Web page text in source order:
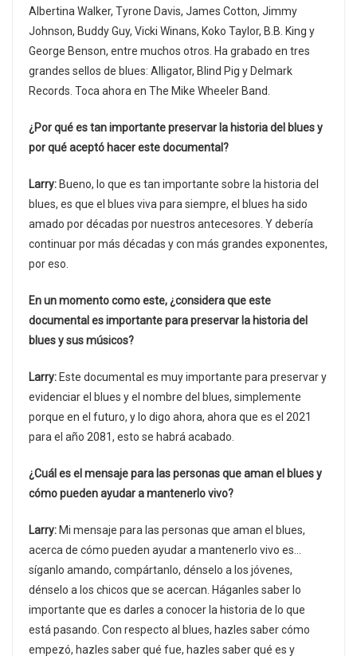
Albertina Walker, Tyrone Davis, James Cotton, Jimmy
Johnson, Buddy Guy, Vicki Winans, Koko Taylor, B.B. King y
George Benson, entre muchos otros. Ha grabado en tres
grandes sellos de blues: Alligator, Blind Pig y Delmark
Records. Toca ahora en The Mike Wheeler Band.
¿Por qué es tan importante preservar la historia del blues y
por qué aceptó hacer este documental?
Larry: Bueno, lo que es tan importante sobre la historia del
blues, es que el blues viva para siempre, el blues ha sido
amado por décadas por nuestros antecesores. Y debería
continuar por más décadas y con más grandes exponentes,
por eso.
En un momento como este, ¿considera que este
documental es importante para preservar la historia del
blues y sus músicos?
Larry: Este documental es muy importante para preservar y
evidenciar el blues y el nombre del blues, simplemente
porque en el futuro, y lo digo ahora, ahora que es el 2021
para el año 2081, esto se habrá acabado.
¿Cuál es el mensaje para las personas que aman el blues y
cómo pueden ayudar a mantenerlo vivo?
Larry: Mi mensaje para las personas que aman el blues,
acerca de cómo pueden ayudar a mantenerlo vivo es…
síganlo amando, compártanlo, dénselo a los jóvenes,
dénselo a los chicos que se acercan. Háganles saber lo
importante que es darles a conocer la historia de lo que
está pasando. Con respecto al blues, hazles saber cómo
empezó, hazles saber qué fue, hazles saber qué es y